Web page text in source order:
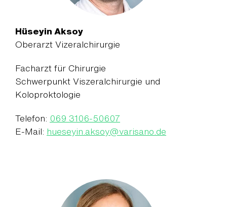
Hüseyin Aksoy
Oberarzt Vizeralchirurgie
Facharzt für Chirurgie
Schwerpunkt Viszeralchirurgie und
Koloproktologie
Telefon: 069 3106-50607
E-Mail: hueseyin.aksoy@varisano.de